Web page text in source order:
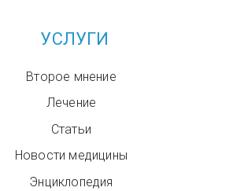
УСЛУГИ
Второе мнение
Лечение
Статьи
Новости медицины
Энциклопедия